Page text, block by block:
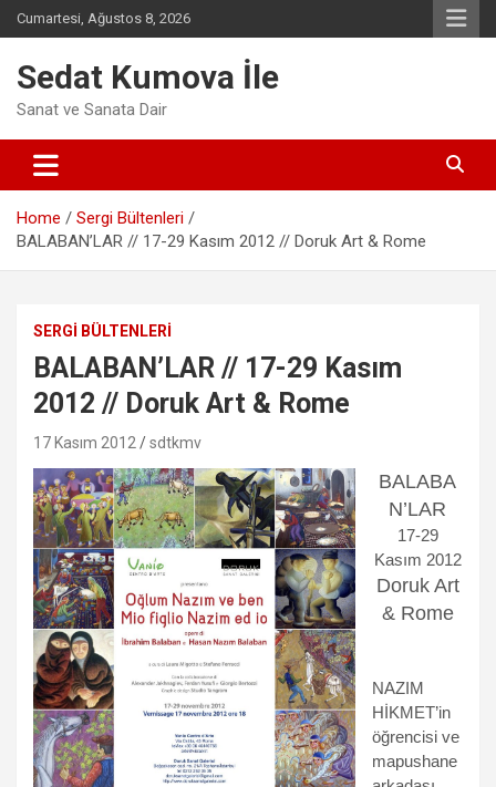
Skip
to
Cumartesi, Ağustos 8, 2026
Sedat Kumova İle
Sanat ve Sanata Dair
Home
Sergi Bültenleri
BALABAN’LAR // 17-29 Kasım 2012 // Doruk Art & Rome
SERGI BÜLTENLERI
BALABAN’LAR // 17-29 Kasım
2012 // Doruk Art & Rome
17 Kasım 2012 sdtkmv
BALABA
N’LAR
17-29
Kasım 2012
Doruk Art
& Rome
NAZIM
HİKMET’in
öğrencisi ve
mapushane